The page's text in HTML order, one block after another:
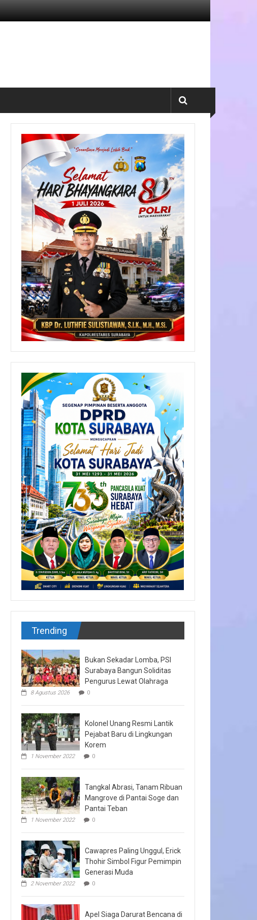
Trending
Bukan Sekadar Lomba, PSI
Surabaya Bangun Soliditas
Pengurus Lewat Olahraga
8 Agustus 2026 0
Kolonel Unang Resmi Lantik
Pejabat Baru di Lingkungan
Korem
1 November 2022 0
Tangkal Abrasi, Tanam Ribuan
Mangrove di Pantai Soge dan
Pantai Teban
1 November 2022 0
Cawapres Paling Unggul, Erick
Thohir Simbol Figur Pemimpin
Generasi Muda
2 November 2022 0
Apel Siaga Darurat Bencana di